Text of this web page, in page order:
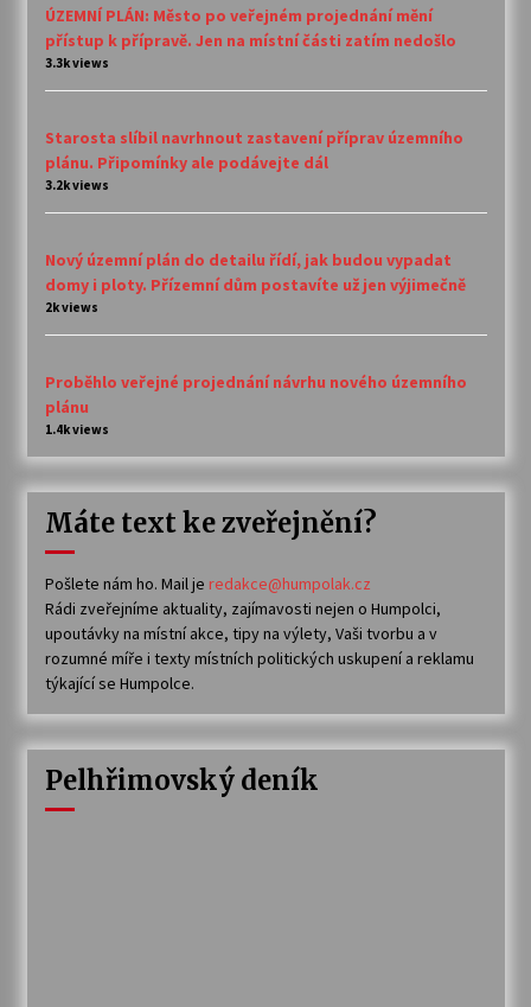
ÚZEMNÍ PLÁN: Město po veřejném projednání mění
přístup k přípravě. Jen na místní části zatím nedošlo
3.3k views
Starosta slíbil navrhnout zastavení příprav územního
plánu. Připomínky ale podávejte dál
3.2k views
Nový územní plán do detailu řídí, jak budou vypadat
domy i ploty. Přízemní dům postavíte už jen výjimečně
2k views
Proběhlo veřejné projednání návrhu nového územního
plánu
1.4k views
Máte text ke zveřejnění?
Pošlete nám ho. Mail je redakce@humpolak.cz
Rádi zveřejníme aktuality, zajímavosti nejen o Humpolci,
upoutávky na místní akce, tipy na výlety, Vaši tvorbu a v
rozumné míře i texty místních politických uskupení a reklamu
týkající se Humpolce.
Pelhřimovský deník